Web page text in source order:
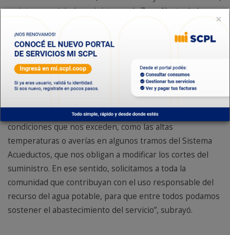
se interrumpirá el suministro en la Zona Norte de la
mientras que, en Zona Sur y Central, se realizarán los
cortes los jueves 25 de diciembre y 01 de enero de 2026,
desde las 08 horas y por 24 horas”.
Para concluir, desde la gerencia explicaron que el
cronograma puede modificarse de acuerdo con
situaciones excepcionales. “A veces surgen situaciones o
condiciones que nos exceden, como las altas
temperaturas o averías en algunos tramos del Sistema
Acueductos, que nos obligan a modificar los cortes del
suministro. En ese sentido, solicitamos a toda la
comunidad que contribuyan con el uso responsable del
recurso del agua potable, para que entre todos podamos
sostener el abastecimiento del servicio”, subrayó.
×